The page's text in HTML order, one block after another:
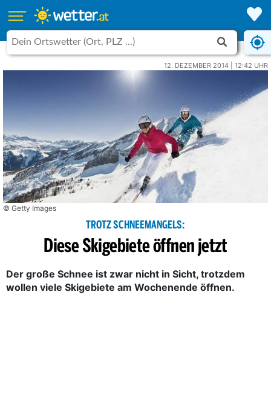
12. DEZEMBER 2014 | 12:42 UHR
© Getty Images
TROTZ SCHNEEMANGELS:
Diese Skigebiete öffnen jetzt
Der große Schnee ist zwar nicht in Sicht, trotzdem
wollen viele Skigebiete am Wochenende öffnen.